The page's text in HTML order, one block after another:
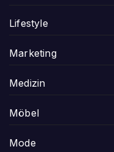
Lifestyle
Marketing
Medizin
Möbel
Mode